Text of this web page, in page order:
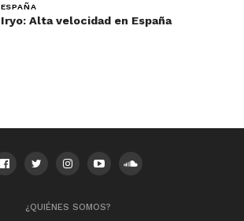
ESPAÑA
Iryo: Alta velocidad en España
¿QUIÉNES SOMOS?